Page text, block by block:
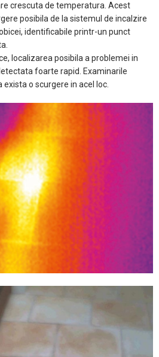
crescuta de temperatura. Acest
posibila de la sistemul de incalzire
identificabile printr-un punct
localizarea posibila a problemei in
foarte rapid. Examinarile
o scurgere in acel loc.